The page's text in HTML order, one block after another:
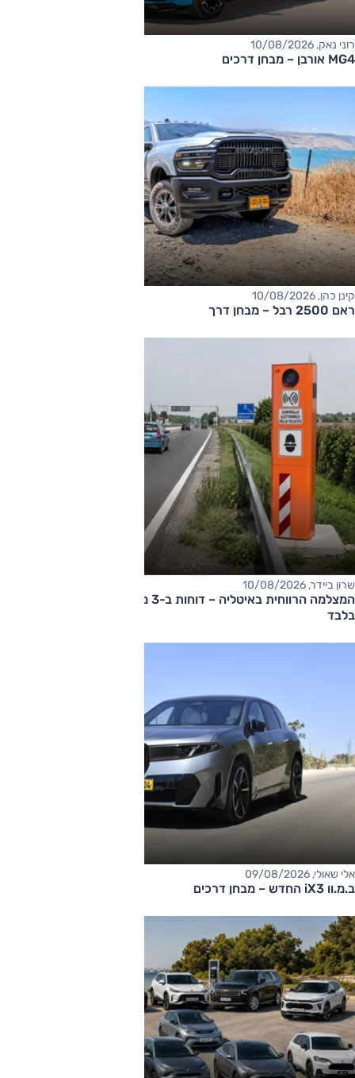
רוני נאק, 10/08/2026
MG4 אורבן – מבחן דרכים
קינן כהן, 10/08/2026
ראם 2500 רבל – מבחן דרך
שרון ביידר, 10/08/2026
בלבד
אלי שאולי, 09/08/2026
ב.מ.וו iX3 החדש – מבחן דרכים